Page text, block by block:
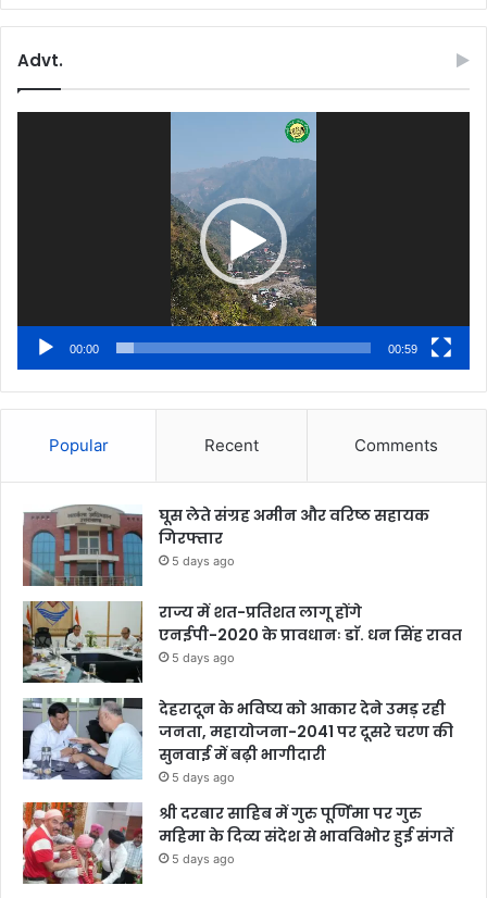
Advt.
00:00 00:59
Popular Recent Comments
घूस लेते संग्रह अमीन और वरिष्ठ सहायक
गिरफ्तार
5 days ago
राज्य में शत-प्रतिशत लागू होंगे
एनईपी-2020 के प्रावधानः डाॅ. धन सिंह रावत
5 days ago
देहरादून के भविष्य को आकार देने उमड़ रही
जनता, महायोजना-2041 पर दूसरे चरण की
सुनवाई में बढ़ी भागीदारी
5 days ago
श्री दरबार साहिब में गुरु पूर्णिमा पर गुरु
महिमा के दिव्य संदेश से भावविभोर हुई संगतें
5 days ago